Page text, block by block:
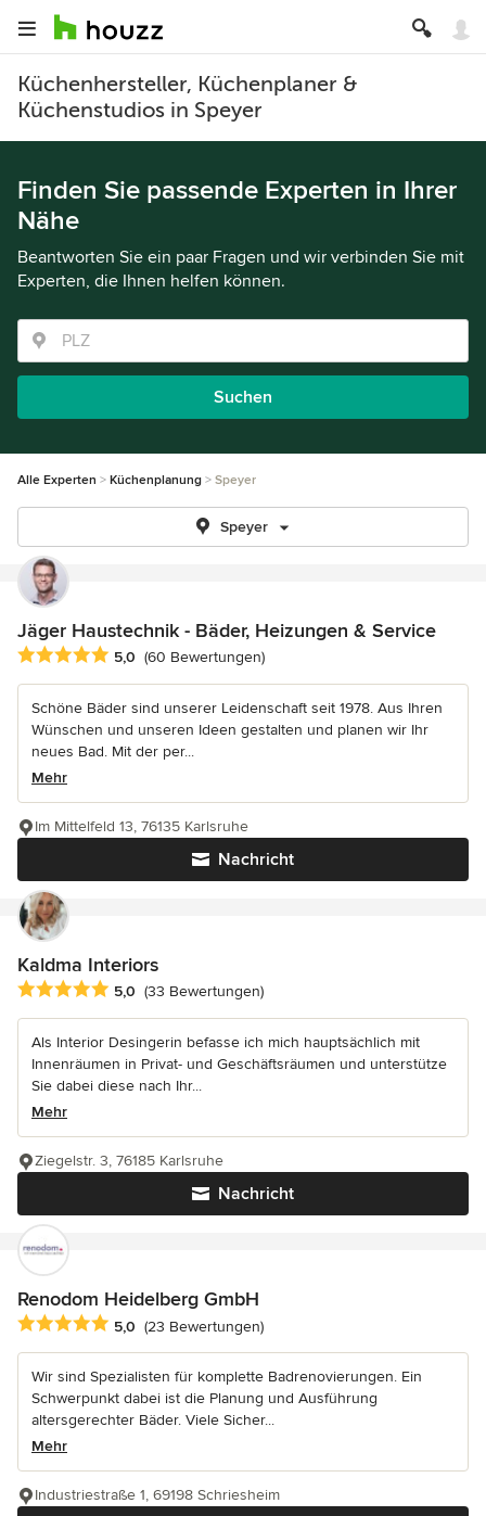
Küchenhersteller, Küchenplaner &
Küchenstudios in Speyer
Finden Sie passende Experten in Ihrer
Nähe
Beantworten Sie ein paar Fragen und wir verbinden Sie mit
Experten, die Ihnen helfen können.
Suchen
Alle Experten Küchenplanung Speyer
Speyer
Jäger Haustechnik - Bäder, Heizungen & Service
Durchschnittliche Bewertung: 5 von 5 Sternen
5,0 (60 Bewertungen)
Schöne Bäder sind unserer Leidenschaft seit 1978. Aus Ihren
Wünschen und unseren Ideen gestalten und planen wir Ihr
neues Bad. Mit der per...
Mehr
Nachricht
Im Mittelfeld 13, 76135 Karlsruhe
Kaldma Interiors
Durchschnittliche Bewertung: 5 von 5 Sternen
5,0 (33 Bewertungen)
Als Interior Desingerin befasse ich mich hauptsächlich mit
Innenräumen in Privat- und Geschäftsräumen und unterstütze
Sie dabei diese nach Ihr...
Mehr
Nachricht
Ziegelstr. 3, 76185 Karlsruhe
Renodom Heidelberg GmbH
Durchschnittliche Bewertung: 5 von 5 Sternen
5,0 (23 Bewertungen)
Wir sind Spezialisten für komplette Badrenovierungen. Ein
Schwerpunkt dabei ist die Planung und Ausführung
altersgerechter Bäder. Viele Sicher...
Mehr
Industriestraße 1, 69198 Schriesheim